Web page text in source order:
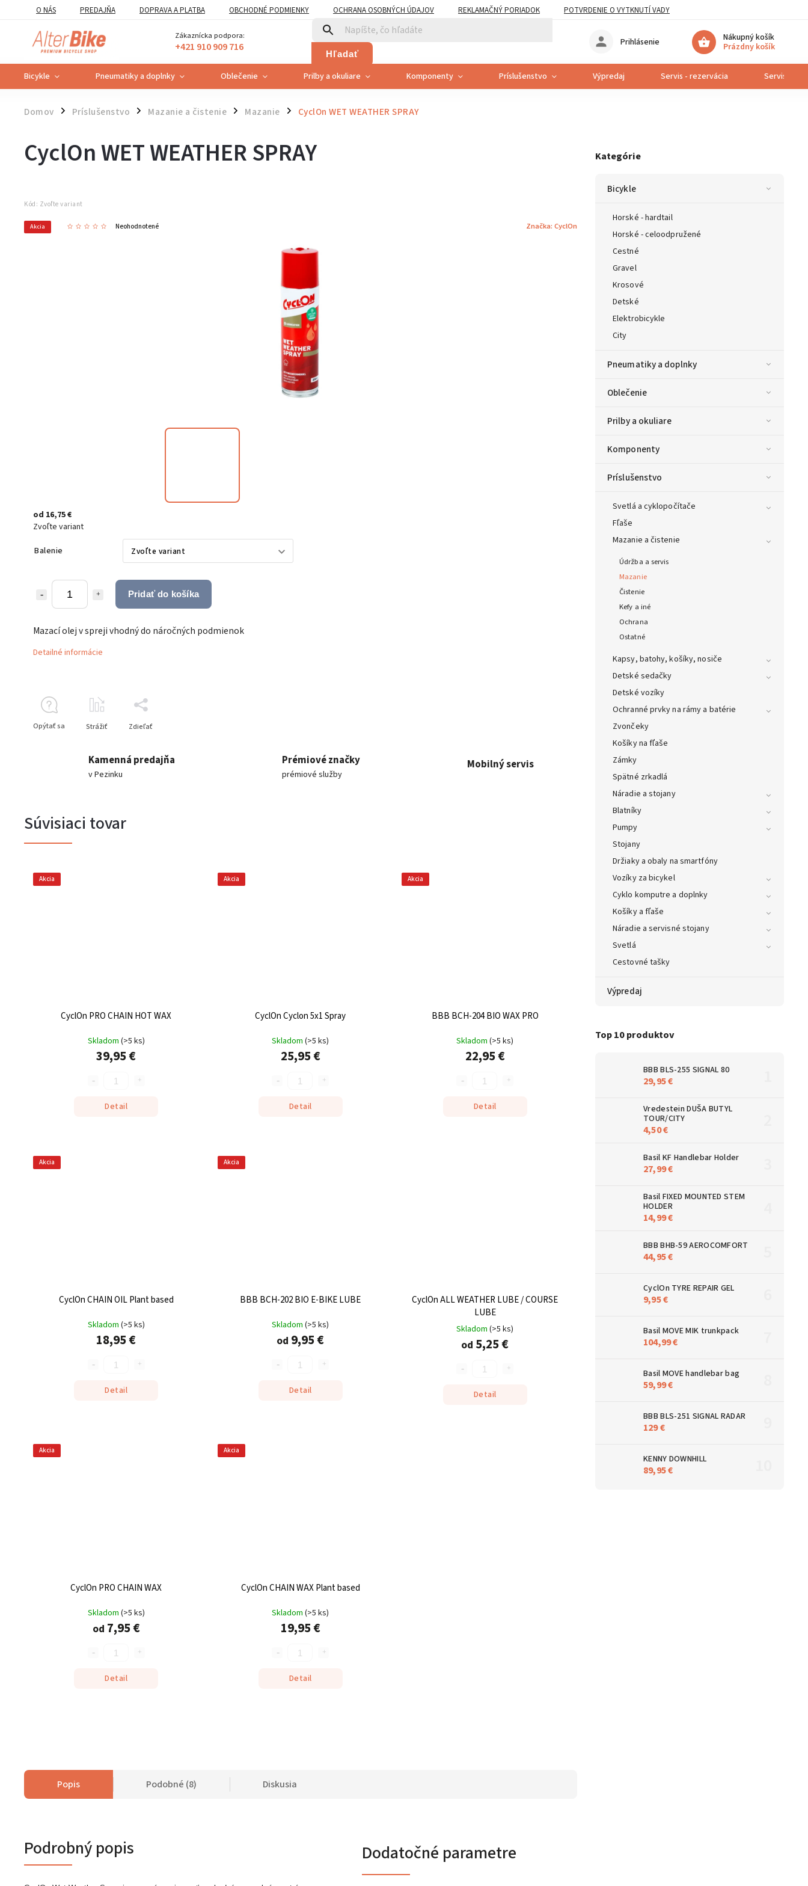
O NÁS PREDAJŇA DOPRAVA A PLATBA OBCHODNÉ PODMIENKY OCHRANA OSOBNÝCH ÚDAJOV REKLAMAČNÝ PORIADOK
POTVRDENIE O VYTKNUTÍ VADY
POUČENIE O UPLATNENÍ PRÁVA SPOTREBITEĽA NA ODSTÚPENIE
Zákaznícka podpora:
+421 910 909 716 Hľadať
Nákupný košík
Prázdny košík
Prihlásenie
Bicykle Pneumatiky a doplnky Oblečenie Prilby a okuliare Komponenty Príslušenstvo Výpredaj Servis - rezervácia Servis
Domov / Príslušenstvo / Mazanie a čistenie / Mazanie / CyclOn WET WEATHER SPRAY
Kategórie
Bicykle
Horské - hardtail
Horské - celoodpružené
Cestné
Gravel
Krosové
Detské
Elektrobicykle
City
Pneumatiky a doplnky
Oblečenie
Prilby a okuliare
Komponenty
Príslušenstvo
Svetlá a cyklopočítače
Fľaše
Mazanie a čistenie
Údržba a servis
Mazanie
Čistenie
Kefy a iné
Ochrana
Ostatné
Kapsy, batohy, košíky, nosiče
Detské sedačky
Detské vozíky
Ochranné prvky na rámy a batérie
Zvončeky
Košíky na fľaše
Zámky
Spätné zrkadlá
Náradie a stojany
Blatníky
Pumpy
Stojany
Držiaky a obaly na smartfóny
Vozíky za bicykel
Cyklo komputre a doplnky
Košíky a fľaše
Náradie a servisné stojany
Svetlá
Cestovné tašky
Výpredaj
Top 10 produktov
BBB BLS-255 SIGNAL 80
29,95 €
Vredestein DUŠA BUTYL
TOUR/CITY
4,50 €
Basil KF Handlebar Holder
27,99 €
Basil FIXED MOUNTED STEM
HOLDER
14,99 €
BBB BHB-59 AEROCOMFORT
44,95 €
CyclOn TYRE REPAIR GEL
9,95 €
Basil MOVE MIK trunkpack
104,99 €
Basil MOVE handlebar bag
59,99 €
BBB BLS-251 SIGNAL RADAR
129 €
KENNY DOWNHILL
89,95 €
CyclOn WET WEATHER SPRAY
Kód: Zvoľte variant
Akcia Neohodnotené Značka: CyclOn
od 16,75 €
Zvoľte variant
Balenie
Pridať do košíka
Mazací olej v spreji vhodný do náročných podmienok
Detailné informácie
Opýtať sa Strážiť Zdieľať
Kamenná predajňa
v Pezinku
Prémiové značky
prémiové služby
Mobilný servis
Súvisiaci tovar
Akcia
CyclOn PRO CHAIN HOT WAX
Skladom (>5 ks)
39,95 €
Detail
Akcia
CyclOn Cyclon 5x1 Spray
Skladom(>5 ks)
25,95 €
Detail
Akcia
BBB BCH-204 BIO WAX PRO
Skladom(>5 ks)
22,95 €
Detail
Akcia
CyclOn CHAIN OIL Plant based
Skladom (>5 ks)
18,95 €
Detail
Akcia
BBB BCH-202 BIO E-BIKE LUBE
Skladom(>5 ks)
od 9,95 €
Detail
CyclOn ALL WEATHER LUBE / COURSE
LUBE
Skladom(>5 ks)
od 5,25 €
Detail
Akcia
CyclOn PRO CHAIN WAX
Skladom (>5 ks)
od 7,95 €
Detail
Akcia
CyclOn CHAIN WAX Plant based
Skladom(>5 ks)
19,95 €
Detail
Popis Podobné (8) Diskusia
Podrobný popis Dodatočné parametre